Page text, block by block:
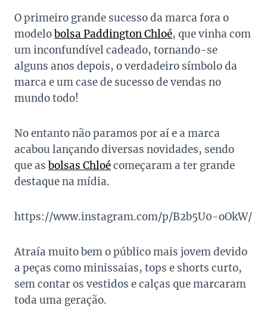
O primeiro grande sucesso da marca fora o
modelobolsa Paddington Chloé, que vinha com
um inconfundível cadeado, tornando-se
alguns anos depois, o verdadeiro símbolo da
marca e um case de sucesso de vendas no
mundo todo!
No entanto não paramos por aí e a marca
acabou lançando diversas novidades, sendo
que as bolsas Chloécomeçaram a ter grande
destaque na mídia.
https://www.instagram.com/p/B2b5U0-oOkW/
Atraía muito bem o público mais jovem devido
a peças como minissaias, tops e shorts curto,
sem contar os vestidos e calças que marcaram
toda uma geração.